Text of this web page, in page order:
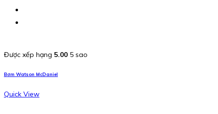
Được xếp hạng 5.00 5 sao
Bơm Watson McDaniel
Quick View